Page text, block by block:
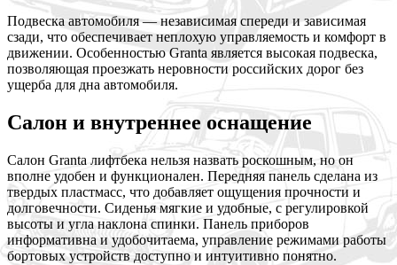
Подвеска автомобиля — независимая спереди и зависимая
сзади, что обеспечивает неплохую управляемость и комфорт в
движении. Особенностью Granta является высокая подвеска,
позволяющая проезжать неровности российских дорог без
ущерба для дна автомобиля.
Салон и внутреннее оснащение
Салон Granta лифтбека нельзя назвать роскошным, но он
вполне удобен и функционален. Передняя панель сделана из
твердых пластмасс, что добавляет ощущения прочности и
долговечности. Сиденья мягкие и удобные, с регулировкой
высоты и угла наклона спинки. Панель приборов
информативна и удобочитаема, управление режимами работы
бортовых устройств доступно и интуитивно понятно.